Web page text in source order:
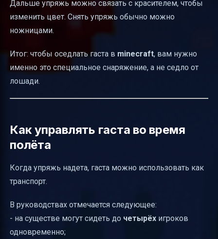
Дальше упряжь можно связать с красителем, чтобы
изменить цвет. Снять упряжь обычно можно
ножницами.
Итог: чтобы оседлать гаста в minecraft, вам нужно
именно это специальное снаряжение, а не седло от
лошади.
Как управлять гаста во время
полёта
Когда упряжь надета, гаста можно использовать как
транспорт.
В руководствах отмечается следующее:
- на существе могут сидеть до четырёх игроков
одновременно;